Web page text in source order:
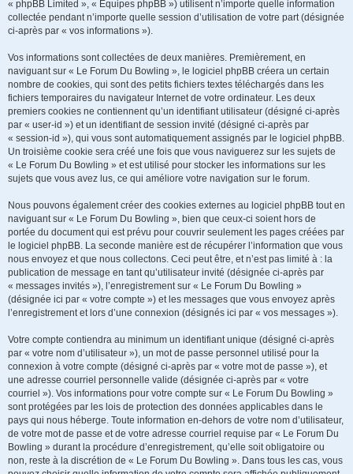
« phpBB Limited », « Équipes phpBB ») utilisent n’importe quelle information
collectée pendant n’importe quelle session d’utilisation de votre part (désignée
ci-après par « vos informations »).
Vos informations sont collectées de deux manières. Premièrement, en
naviguant sur « Le Forum Du Bowling », le logiciel phpBB créera un certain
nombre de cookies, qui sont des petits fichiers textes téléchargés dans les
fichiers temporaires du navigateur Internet de votre ordinateur. Les deux
premiers cookies ne contiennent qu’un identifiant utilisateur (désigné ci-après
par « user-id ») et un identifiant de session invité (désigné ci-après par
« session-id »), qui vous sont automatiquement assignés par le logiciel phpBB.
Un troisième cookie sera créé une fois que vous naviguerez sur les sujets de
« Le Forum Du Bowling » et est utilisé pour stocker les informations sur les
sujets que vous avez lus, ce qui améliore votre navigation sur le forum.
Nous pouvons également créer des cookies externes au logiciel phpBB tout en
naviguant sur « Le Forum Du Bowling », bien que ceux-ci soient hors de
portée du document qui est prévu pour couvrir seulement les pages créées par
le logiciel phpBB. La seconde manière est de récupérer l’information que vous
nous envoyez et que nous collectons. Ceci peut être, et n’est pas limité à : la
publication de message en tant qu’utilisateur invité (désignée ci-après par
« messages invités »), l’enregistrement sur « Le Forum Du Bowling »
(désignée ici par « votre compte ») et les messages que vous envoyez après
l’enregistrement et lors d’une connexion (désignés ici par « vos messages »).
Votre compte contiendra au minimum un identifiant unique (désigné ci-après
par « votre nom d’utilisateur »), un mot de passe personnel utilisé pour la
connexion à votre compte (désigné ci-après par « votre mot de passe »), et
une adresse courriel personnelle valide (désignée ci-après par « votre
courriel »). Vos informations pour votre compte sur « Le Forum Du Bowling »
sont protégées par les lois de protection des données applicables dans le
pays qui nous héberge. Toute information en-dehors de votre nom d’utilisateur,
de votre mot de passe et de votre adresse courriel requise par « Le Forum Du
Bowling » durant la procédure d’enregistrement, qu’elle soit obligatoire ou
non, reste à la discrétion de « Le Forum Du Bowling ». Dans tous les cas, vous